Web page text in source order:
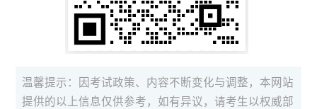
温馨提示：因考试政策、内容不断变化与调整，本网站
提供的以上信息仅供参考，如有异议，请考生以权威部